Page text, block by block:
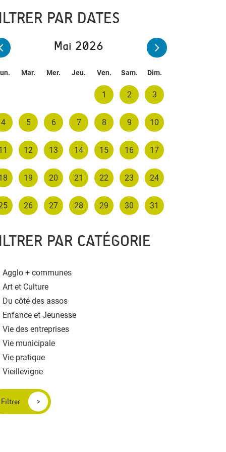
PAR DATES
Mai 2026
Mar. Mer. Jeu. Ven. Sam. Dim.
1 2 3
4 5 6 7 8 9 10
12 13 14 15 16 17
19 20 21 22 23 24
26 27 28 29 30 31
PAR CATÉGORIE
Agglo + communes
Art et Culture
Du côté des assos
Enfance et Jeunesse
Vie des entreprises
Vie municipale
Vie pratique
Vieillevigne
Filtrer